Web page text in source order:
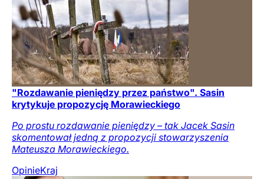
"Rozdawanie pieniędzy przez państwo". Sasin
krytykuje propozycję Morawieckiego
Po prostu rozdawanie pieniędzy – tak Jacek Sasin
skomentował jedną z propozycji stowarzyszenia
Mateusza Morawieckiego.
OpinieKraj